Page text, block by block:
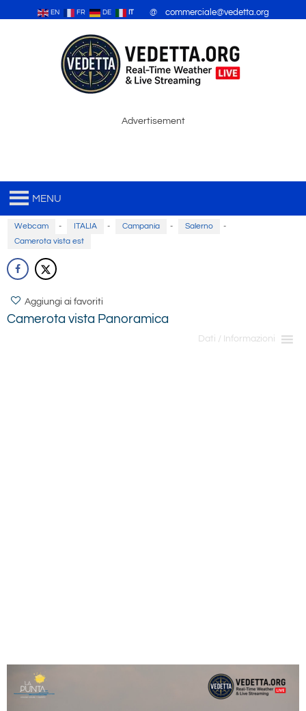
EN FR DE IT @ commerciale@vedetta.org
Advertisement
MENU
Webcam - ITALIA - Campania - Salerno
-
Camerota vista est
Aggiungi ai favoriti
Camerota vista Panoramica
Dati / Informazioni